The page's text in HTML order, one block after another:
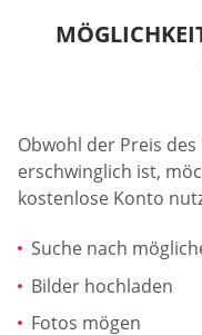
Obwohl der Preis
erschwinglich ist,
kostenlose Konto
Suche nach
Bilder hochladen
Fotos mögen